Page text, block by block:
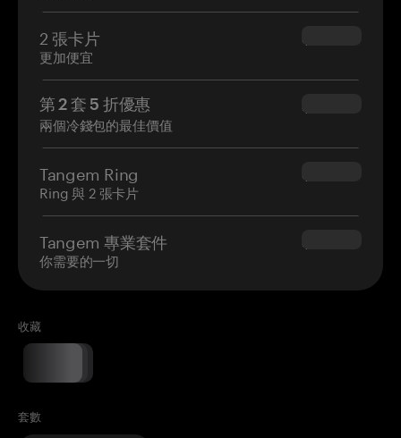
2 張卡片
更加便宜
$54.90
第 2 套 5 折優惠
兩個冷錢包的最佳價值
$34.95
Tangem Ring
Ring 與 2 張卡片
$160.00
Tangem 專業套件
你需要的一切
$180.00
收藏
套數